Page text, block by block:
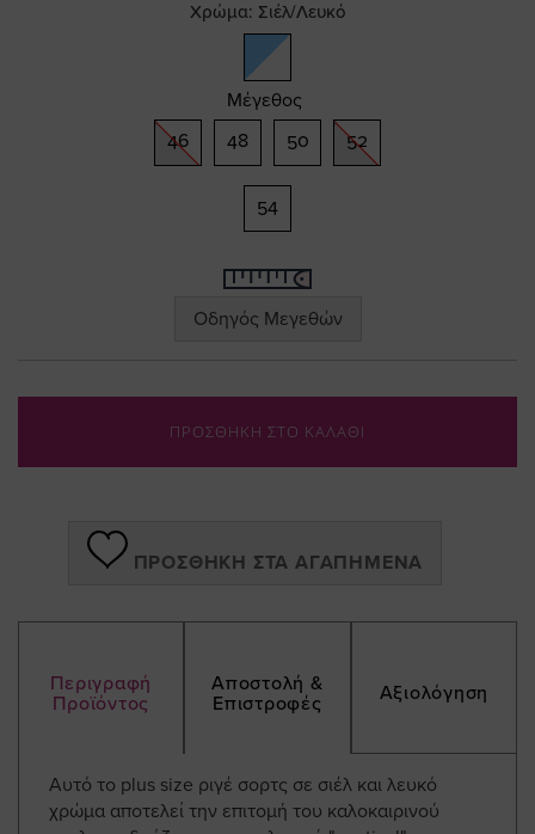
Χρώμα: Σιέλ/Λευκό
Μέγεθος
46
48 50 52
54
Οδηγός Μεγεθών
ΠΡΟΣΘΗΚΗ ΣΤΟ ΚΑΛΑΘΙ
ΠΡΟΣΘΉΚΗ ΣΤΑ ΑΓΑΠΗΜΈΝΑ
Περιγραφή
Προϊόντος
Αποστολή &
Επιστροφές
Αξιολόγηση
Αυτό το plus size ριγέ σορτς σε σιέλ και λευκό
χρώμα αποτελεί την επιτομή του καλοκαιρινού